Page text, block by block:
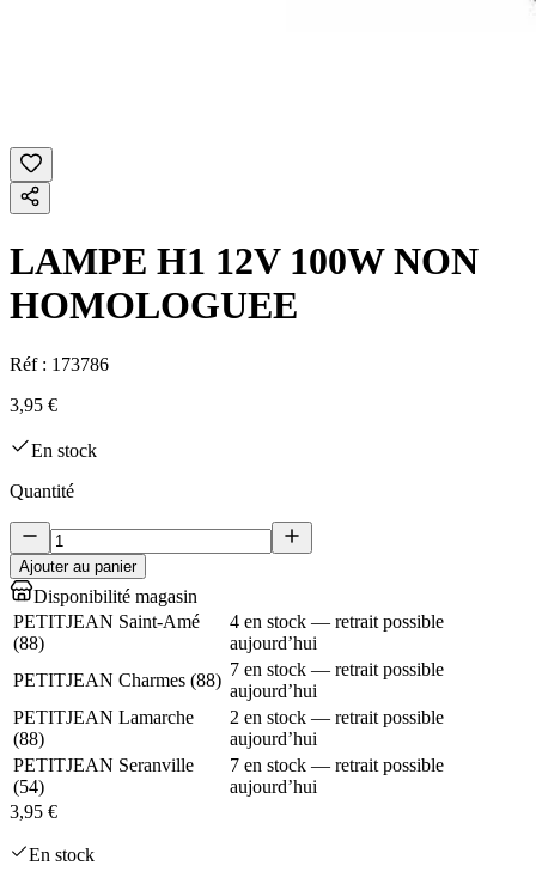
LAMPE H1 12V 100W NON
HOMOLOGUEE
Réf : 173786
3,95 €
En stock
Quantité
Ajouter au panier
Disponibilité magasin
PETITJEAN Saint-Amé
(88)
4 en stock — retrait possible
aujourd’hui
PETITJEAN Charmes (88)
7 en stock — retrait possible
aujourd’hui
PETITJEAN Lamarche
(88)
2 en stock — retrait possible
aujourd’hui
PETITJEAN Seranville
(54)
7 en stock — retrait possible
aujourd’hui
3,95 €
En stock